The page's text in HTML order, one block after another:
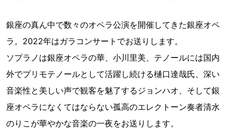
銀座の真ん中で数々のオペラ公演を開催してきた銀座オペ
ラ。2022年はガラコンサートでお送りします。
ソプラノは銀座オペラの華、小川里美、テノールには国内
外でプリモテノールとして活躍し続ける樋口達哉氏、深い
音楽性と美しい声で観客を魅了するジョンハオ、そして銀
座オペラになくてはならない孤高のエレクトーン奏者清水
のりこが華やかな音楽の一夜をお送りします。